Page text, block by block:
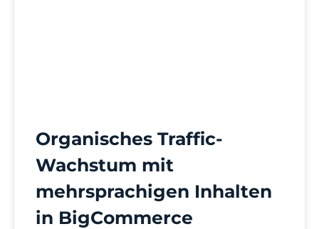
Organisches Traffic-
Wachstum mit
mehrsprachigen Inhalten
in BigCommerce